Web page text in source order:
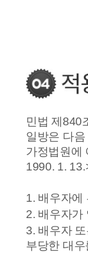
민법 제840
일방은 다
가정법원에
1990. 1.
1. 배우자에
2. 배우자가
3. 배우자
부당한 대우